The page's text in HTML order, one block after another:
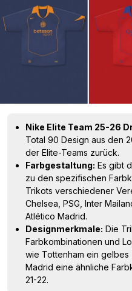
Nike Elite Team 25-26
Total 90 Design aus den
der Elite-Teams zurück.
Farbgestaltung: Es gibt
zu den spezifischen
Trikots verschiedener
Chelsea, PSG, Inter
Atlético Madrid.
Designmerkmale: Die
Farbkombinationen und
wie Tottenham ein
Madrid eine ähnliche
21-22.